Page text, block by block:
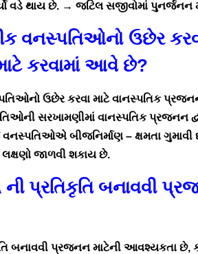
વડે થાય છે. → જટિલ સજીવોમાં પુનર્જનન
વનસ્પતિઓનો ઉછેર
કરવામાં આવે છે?
ઉછેર કરવા માટે વાનસ્પતિક
સરખામણીમાં વાનસ્પતિક પ્રજનન
બીજનિર્માણ – ક્ષમતા ગુમાવી
લક્ષણો જાળવી શકાય છે.
ની પ્રતિકૃતિ બનાવવી
બનાવવી પ્રજનન માટેની આવશ્યકતા છે,